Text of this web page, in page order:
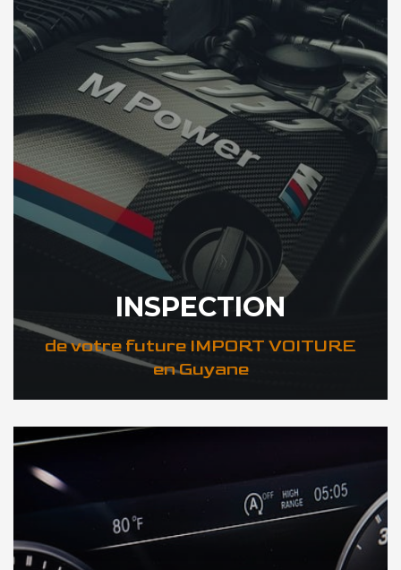
INSPECTION
de votre future IMPORT VOITURE
en Guyane
DÉCOUVREZ VOTRE INSPECTION AUTO en Guyane